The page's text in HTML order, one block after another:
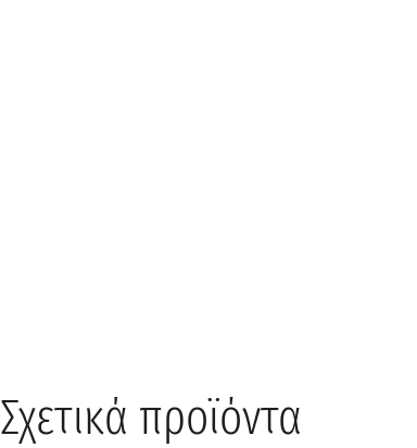
Σχετικά προϊόντα